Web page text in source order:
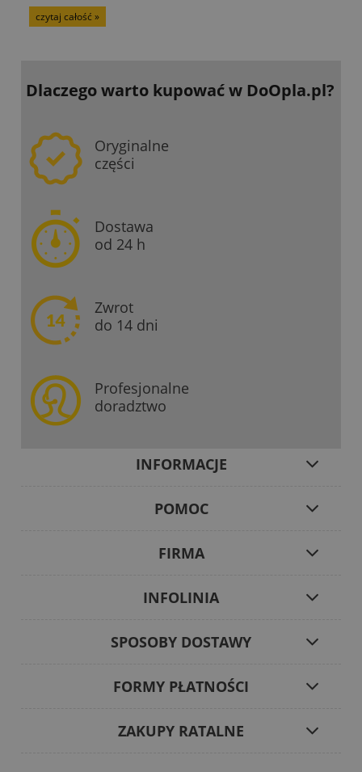
czytaj całość »
Dlaczego warto kupowaćw DoOpla.pl?
Oryginalne
części
Dostawa
od 24 h
Zwrot
do 14 dni
Profesjonalne
doradztwo
INFORMACJE
POMOC
FIRMA
INFOLINIA
SPOSOBY DOSTAWY
FORMY PŁATNOŚCI
ZAKUPY RATALNE